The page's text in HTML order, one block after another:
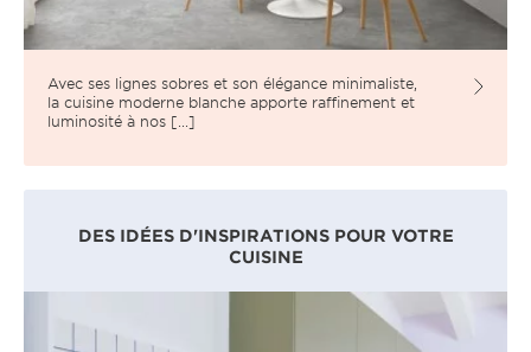
Avec ses lignes sobres et son élégance minimaliste,
la cuisine moderne blanche apporte raffinement et
luminosité à nos [...]
DES IDÉES D'INSPIRATIONS POUR VOTRE
CUISINE